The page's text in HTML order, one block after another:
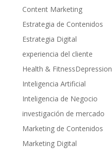
Content Marketing
Estrategia de Contenidos
Estrategia Digital
experiencia del cliente
Health & FitnessDepression
Inteligencia Artificial
Inteligencia de Negocio
investigación de mercado
Marketing de Contenidos
Marketing Digital